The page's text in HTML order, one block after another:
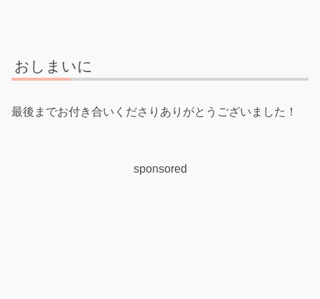
おしまいに
最後までお付き合いくださりありがとうございました！
sponsored